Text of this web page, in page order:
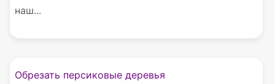
наш...
Обрезать персиковые деревья